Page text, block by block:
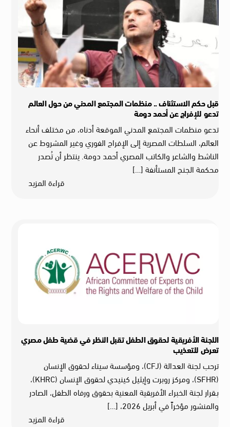
قبل حكم الاستئناف .. منظمات المجتمع المدني من حول العالم
تدعو للإفراج عن أحمد دومة
تدعو منظمات المجتمع المدني الموقعة أدناه، من مختلف أنحاء
العالم، السلطات المصرية إلى الإفراج الفوري وغير المشروط عن
الناشط والشاعر والكاتب المصري أحمد دومة. ينتظر أن تُصدر
محكمة الجنح المستأنفة […]
قراءة المزيد
اللجنة الأفريقية لحقوق الطفل تقبل النظر في قضية طفل مصري
تعرض للتعذيب
ترحب لجنة العدالة (CFJ)، ومؤسسة سيناء لحقوق الإنسان
(SFHR)، ومركز روبرت وإيثيل كينيدي لحقوق الإنسان (KHRC)،
بـقرار لجنة الخبراء الأفريقية المعنية بحقوق ورفاه الطفل، الصادر
والمنشور مؤخراً في أبريل 2026، […]
قراءة المزيد